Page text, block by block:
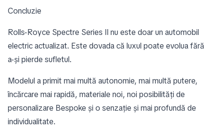
Concluzie
Rolls-Royce Spectre Series II nu este doar un automobil
electric actualizat. Este dovada că luxul poate evolua fără
a-și pierde sufletul.
Modelul a primit mai multă autonomie, mai multă putere,
încărcare mai rapidă, materiale noi, noi posibilități de
personalizare Bespoke și o senzație și mai profundă de
individualitate.